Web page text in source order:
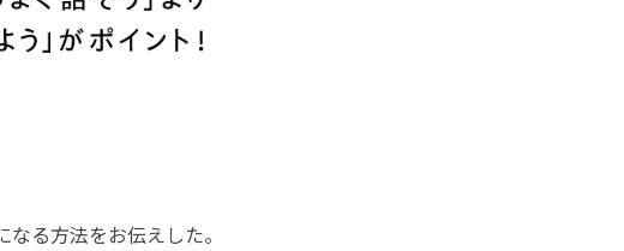
る方法をお伝えした。